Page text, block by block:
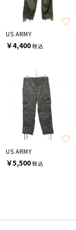
US ARMY
￥4,400税込
US ARMY
￥5,500税込